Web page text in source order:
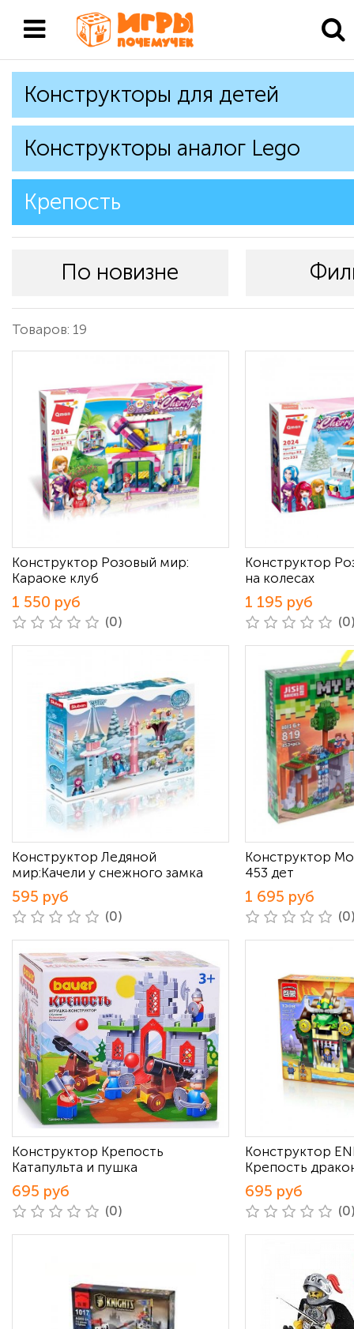
Конструкторы для детей
Конструкторы аналог Lego
Крепость
По новизне
Товаров: 19
Конструктор Розовый мир:
Караоке клуб
1 550 руб
(0)
Конструктор
на колесах
1 195 руб
Конструктор Ледяной
мир:Качели у снежного замка
595 руб
(0)
Конструктор
453 дет
1 695 руб
Конструктор Крепость
Катапульта и пушка
695 руб
(0)
Конструктор
Крепость
695 руб